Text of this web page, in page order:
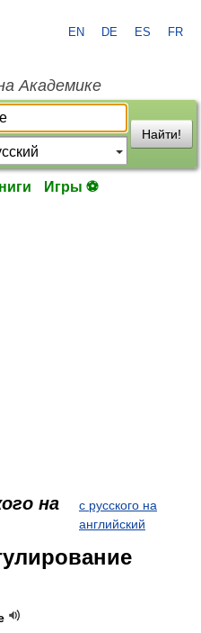
EN DE ES FR
Академике
Найти!
Игры ⚽
на
с русского на
английский